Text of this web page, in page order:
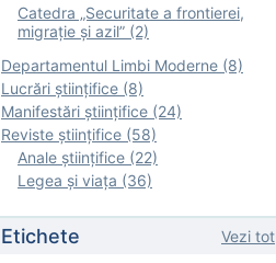
Catedra „Securitate a frontierei,
migrație și azil” (2)
Departamentul Limbi Moderne (8)
Lucrări științifice (8)
Manifestări ştiinţifice (24)
Reviste ştiinţifice (58)
Anale ştiinţifice (22)
Legea şi viaţa (36)
Etichete Vezi tot